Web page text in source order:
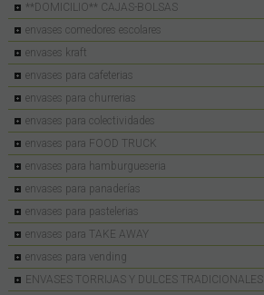
**DOMICILIO** CAJAS-BOLSAS
envases comedores escolares
envases kraft
envases para cafeterias
envases para churrerias
envases para colectividades
envases para FOOD TRUCK
envases para hamburgueseria
envases para panaderías
envases para pastelerias
envases para TAKE AWAY
envases para vending
ENVASES TORRIJAS Y DULCES TRADICIONALES